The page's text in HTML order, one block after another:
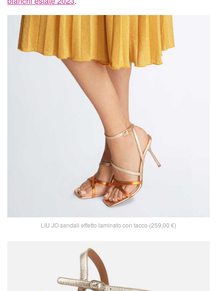
LIU JO sandali effetto laminato con tacco (259,00 €)